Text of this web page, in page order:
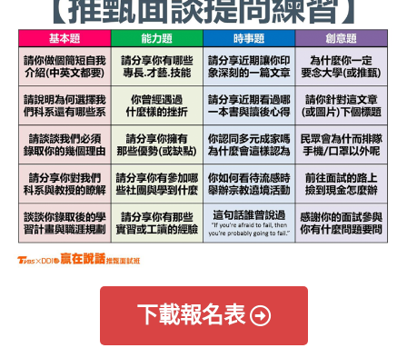
下載報名表